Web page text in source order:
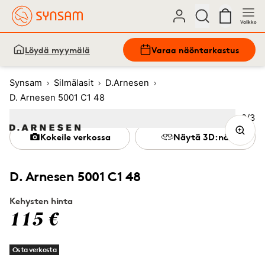
Valikko
Löydä myymälä Varaa näöntarkastus
Synsam Silmälasit
D.Arnesen
D. Arnesen 5001 C1 48
D. Arnesen 5001 C1 48
Kehysten hinta
115 €
Osta verkosta
Kokeile verkossa Näytä 3D:nä
Kuva
2/3
Image 1 3